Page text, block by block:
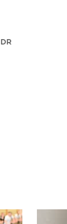
Użyj